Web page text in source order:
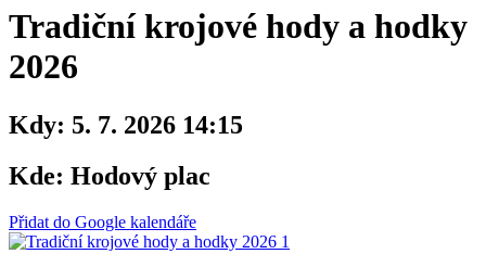
Tradiční krojové hody a hodky
2026
Kdy: 5. 7. 2026 14:15
Kde: Hodový plac
Přidat do Google kalendáře